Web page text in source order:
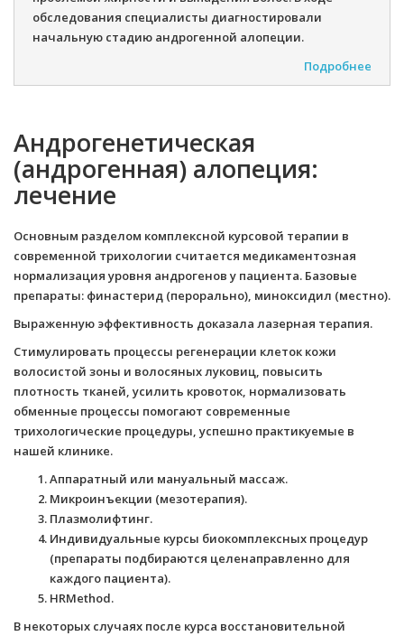
обследования специалисты диагностировали
начальную стадию андрогенной алопеции.
Подробнее
Андрогенетическая
(андрогенная) алопеция:
лечение
Основным разделом комплексной курсовой терапии в
современной трихологии считается медикаментозная
нормализация уровня андрогенов у пациента. Базовые
препараты: финастерид (перорально), миноксидил (местно).
Выраженную эффективность доказала лазерная терапия.
Стимулировать процессы регенерации клеток кожи
волосистой зоны и волосяных луковиц, повысить
плотность тканей, усилить кровоток, нормализовать
обменные процессы помогают современные
трихологические процедуры, успешно практикуемые в
нашей клинике.
Аппаратный или мануальный массаж.
Микроинъекции (мезотерапия).
Плазмолифтинг.
Индивидуальные курсы биокомплексных процедур
(препараты подбираются целенаправленно для
каждого пациента).
HRMethod.
В некоторых случаях после курса восстановительной